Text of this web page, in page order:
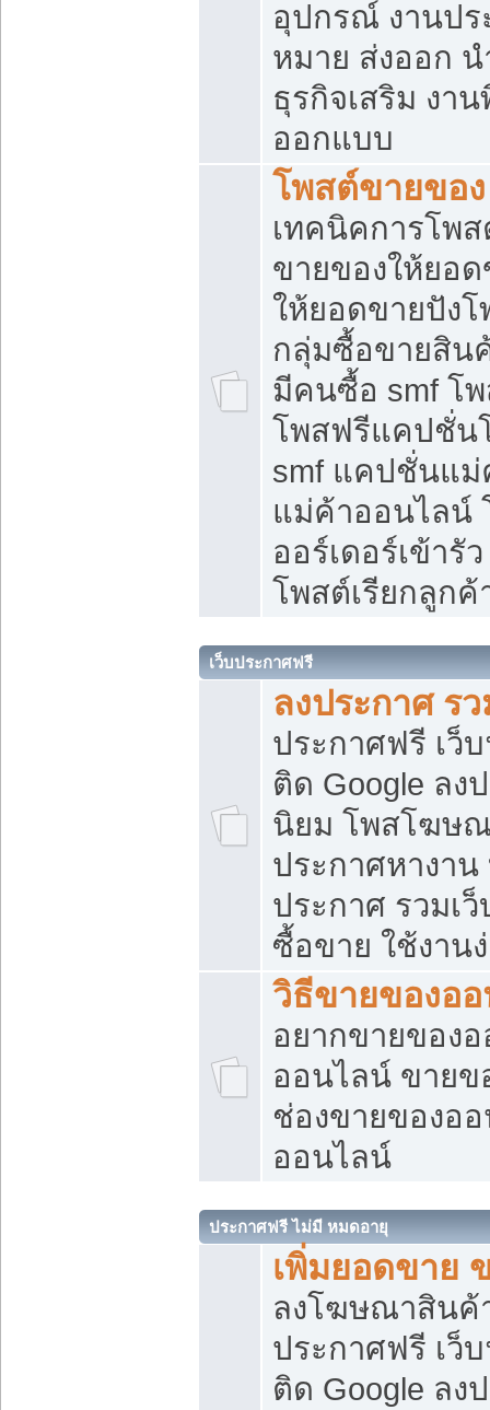
อุปกรณ์ งานป
หมาย ส่งออก น
ธุรกิจเสริม งา
ออกแบบ
โพสต์ขายของ
เทคนิคการโพ
ขายของให้ยอ
ให้ยอดขายปัง
กลุ่มซื้อขายสิน
มีคนซื้อ smf โ
โพสฟรีแคปชั่น
smf แคปชั่นแ
แม่ค้าออนไลน์
ออร์เดอร์เข้ารั
โพสต์เรียกลูกค้
เว็บประกาศฟรี
ลงประกาศ ร
ประกาศฟรี เว็
ติด Google ลง
นิยม โพสโฆษ
ประกาศหางาน
ประกาศ รวมเ
ซื้อขาย ใช้งาน
วิธีขายของอ
อยากขายของ
ออนไลน์ ขายข
ช่องขายของอ
ออนไลน์
ประกาศฟรี ไม่มี หมดอายุ
เพิ่มยอดขาย
ลงโฆษณาสิน
ประกาศฟรี เว็
ติด Google ลง